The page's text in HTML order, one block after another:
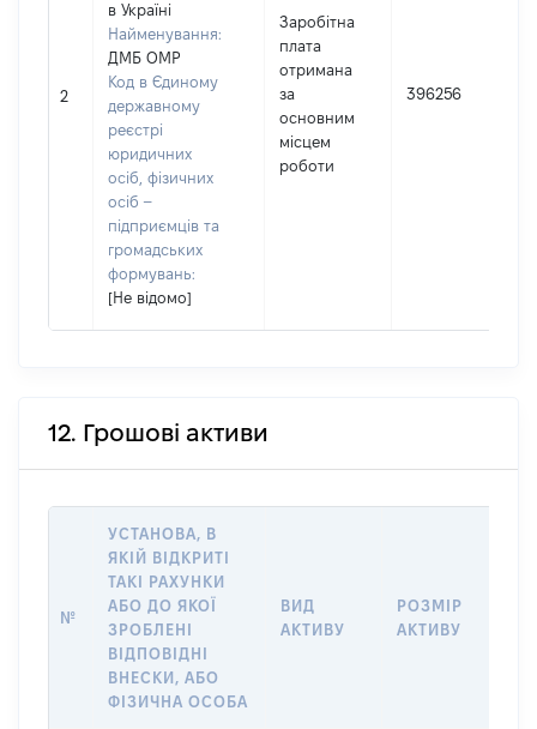
2
в Україні
Найменування:
ДМБ ОМР
Код в Єдиному
державному
реєстрі
юридичних
осіб, фізичних
осіб –
підприємців та
громадських
формувань:
[Не відомо]
Заробітна
плата
отримана
за
основним
місцем
роботи
396256
12. Грошові активи
№
УСТАНОВА, В
ЯКІЙ ВІДКРИТІ
ТАКІ РАХУНКИ
АБО ДО ЯКОЇ
ЗРОБЛЕНІ
ВІДПОВІДНІ
ВНЕСКИ, АБО
ФІЗИЧНА ОСОБА
ВИД
АКТИВУ
РОЗМІР
АКТИВУ